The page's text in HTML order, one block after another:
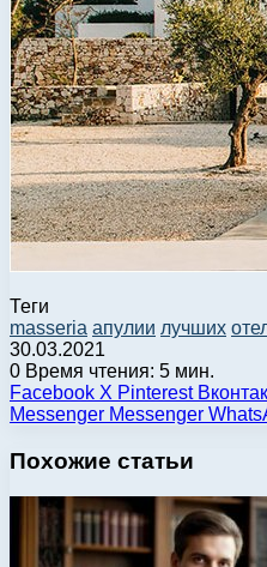
Теги
masseria апулии лучших
30.03.2021
0 Время чтения: 5 мин.
Facebook X Pinterest
Messenger Messenger
Похожие статьи